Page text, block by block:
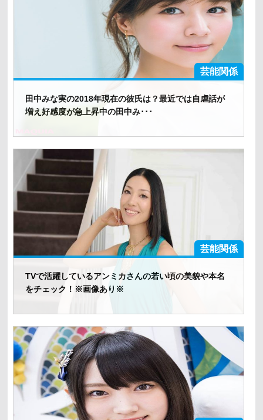
芸能関係
田中みな実の2018年現在の彼氏は？最近では自虐話が
増え好感度が急上昇中の田中み･･･
芸能関係
TVで活躍しているアンミカさんの若い頃の美貌や本名
をチェック！※画像あり※